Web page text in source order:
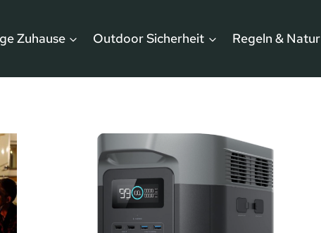
Zuhause Outdoor Sicherheit Regeln & Natur